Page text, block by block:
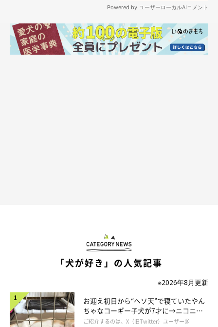
「犬が好き」の人気記事
※2026年8月更新
お迎え初日から“ヘソ天”で寝ていたやん
ちゃなコーギー子犬が7才に→ニコニ
コ“コーギースマイル”が魅力のコに成
ご紹介するのは、X（旧Twitter）ユーザー＠